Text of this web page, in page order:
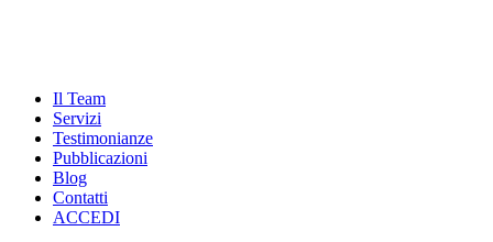
Il Team
Servizi
Testimonianze
Pubblicazioni
Blog
Contatti
ACCEDI